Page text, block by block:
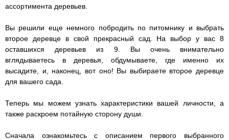
ассортимента деревьев.
Вы решили еще немного побродить по питомнику и выбрать
второе деревце в свой прекрасный сад. На выбор у вас 8
оставшихся деревьев из 9. Вы очень внимательно
вглядываетесь в деревья, обдумываете, где именно их
высадите, и, наконец, вот оно! Вы выбираете второе деревце
для вашего сада.
Теперь мы можем узнать характеристики вашей личности, а
также раскроем потайную сторону души.
Сначала ознакомьтесь с описанием первого выбранного